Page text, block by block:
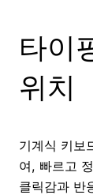
타이
위치
기계식 키보
여, 빠르고
클릭감과 반